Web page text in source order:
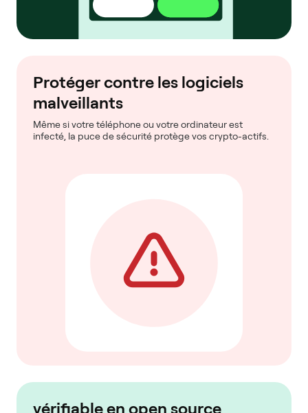
Protéger contre les logiciels
malveillants
Même si votre téléphone ou votre ordinateur est
infecté, la puce de sécurité protège vos crypto-actifs.
vérifiable en open source